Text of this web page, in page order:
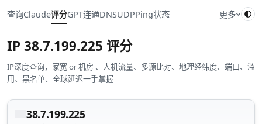
查询Claude评分GPT连通DNSUDPPing状态 更多
IP 38.7.199.225 评分
IP深度查询，家宽 or 机房 、人机流量、多源比对、地理经纬度、端口、滥
用、黑名单、全球延迟一手掌握
38.7.199.225